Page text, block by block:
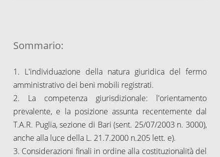
Sommario:
1. L'individuazione della natura giuridica del fermo
amministrativo dei beni mobili registrati.
2. La competenza giurisdizionale: l'orientamento
prevalente, e la posizione assunta recentemente dal
T.A.R. Puglia, sezione di Bari (sent. 25/07/2003 n. 3000),
anche alla luce della L. 21.7.2000 n.205 lett. e).
3. Considerazioni finali in ordine alla costituzionalità del